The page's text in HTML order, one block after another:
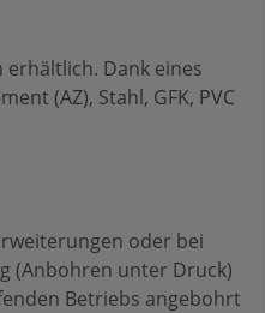
erhältlich. Dank eines
(AZ), Stahl, GFK, PVC
oder bei
(Anbohren unter Druck)
Betriebs angebohrt